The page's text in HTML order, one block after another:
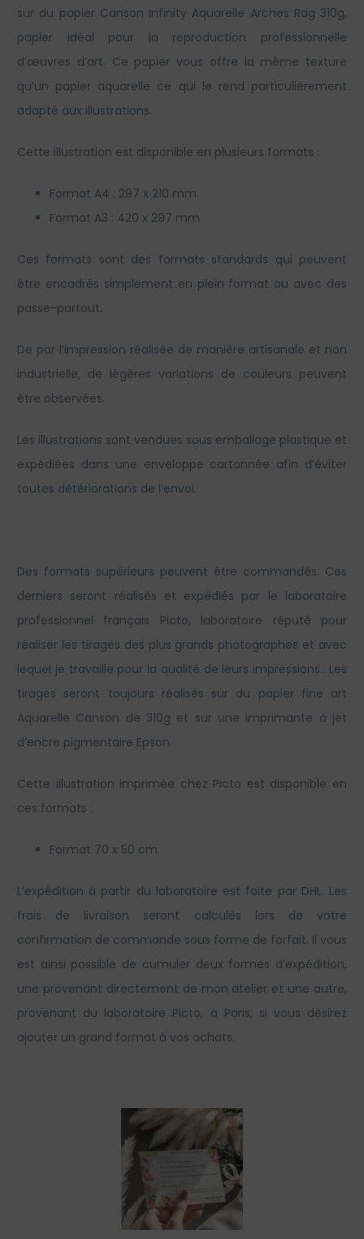
sur du papier Canson Infinity Aquarelle Arches Rag 310g,
papier idéal pour la reproduction professionnelle
d’œuvres d’art. Ce papier vous offre la même texture
qu’un papier aquarelle ce qui le rend particulièrement
adapté aux illustrations.
Cette illustration est disponible en plusieurs formats :
Format A4 : 297 x 210 mm
Format A3 : 420 x 297 mm
Ces formats sont des formats standards qui peuvent
être encadrés simplement en plein format ou avec des
passe-partout.
De par l’impression réalisée de manière artisanale et non
industrielle, de légères variations de couleurs peuvent
être observées.
Les illustrations sont vendues sous emballage plastique et
expédiées dans une enveloppe cartonnée afin d’éviter
toutes détériorations de l’envoi.
Des formats supérieurs peuvent être commandés. Ces
derniers seront réalisés et expédiés par le laboratoire
professionnel français Picto, laboratoire réputé pour
réaliser les tirages des plus grands photographes et avec
lequel je travaille pour la qualité de leurs impressions.. Les
tirages seront toujours réalisés sur du papier fine art
Aquarelle Canson de 310g et sur une imprimante à jet
d’encre pigmentaire Epson.
Cette illustration imprimée chez Picto est disponible en
ces formats :
Format 70 x 50 cm
L’expédition à partir du laboratoire est faite par DHL. Les
frais de livraison seront calculés lors de votre
confirmation de commande sous forme de forfait. Il vous
est ainsi possible de cumuler deux formes d’expédition,
une provenant directement de mon atelier et une autre,
provenant du laboratoire Picto, à Paris, si vous désirez
ajouter un grand format à vos achats.